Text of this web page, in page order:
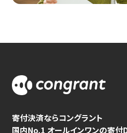
寄付決済ならコングラント
国内No.1 オールインワンの寄付